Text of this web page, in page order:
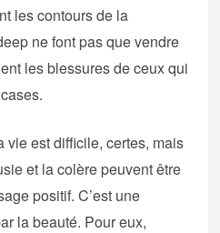
les contours de la
ne font pas que vendre
les blessures de ceux qui
vie est difficile, certes, mais
et la colère peuvent être
positif. C’est une
la beauté. Pour eux,